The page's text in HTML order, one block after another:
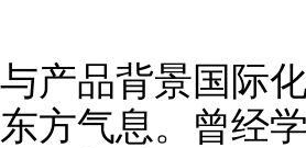
与产品背景国际
东方气息。曾经